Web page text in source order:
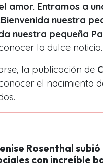
amor. Entramos a
nuestra
nuestra pequeña
la dulce noticia.
la publicación de
el nacimiento
Rosenthal
con increíble